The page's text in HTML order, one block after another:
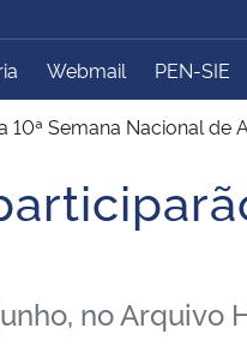
do
Regional
União
Geral da União Banco
Webmail PEN-SIE
10ª Semana Nacional de
no Arquivo